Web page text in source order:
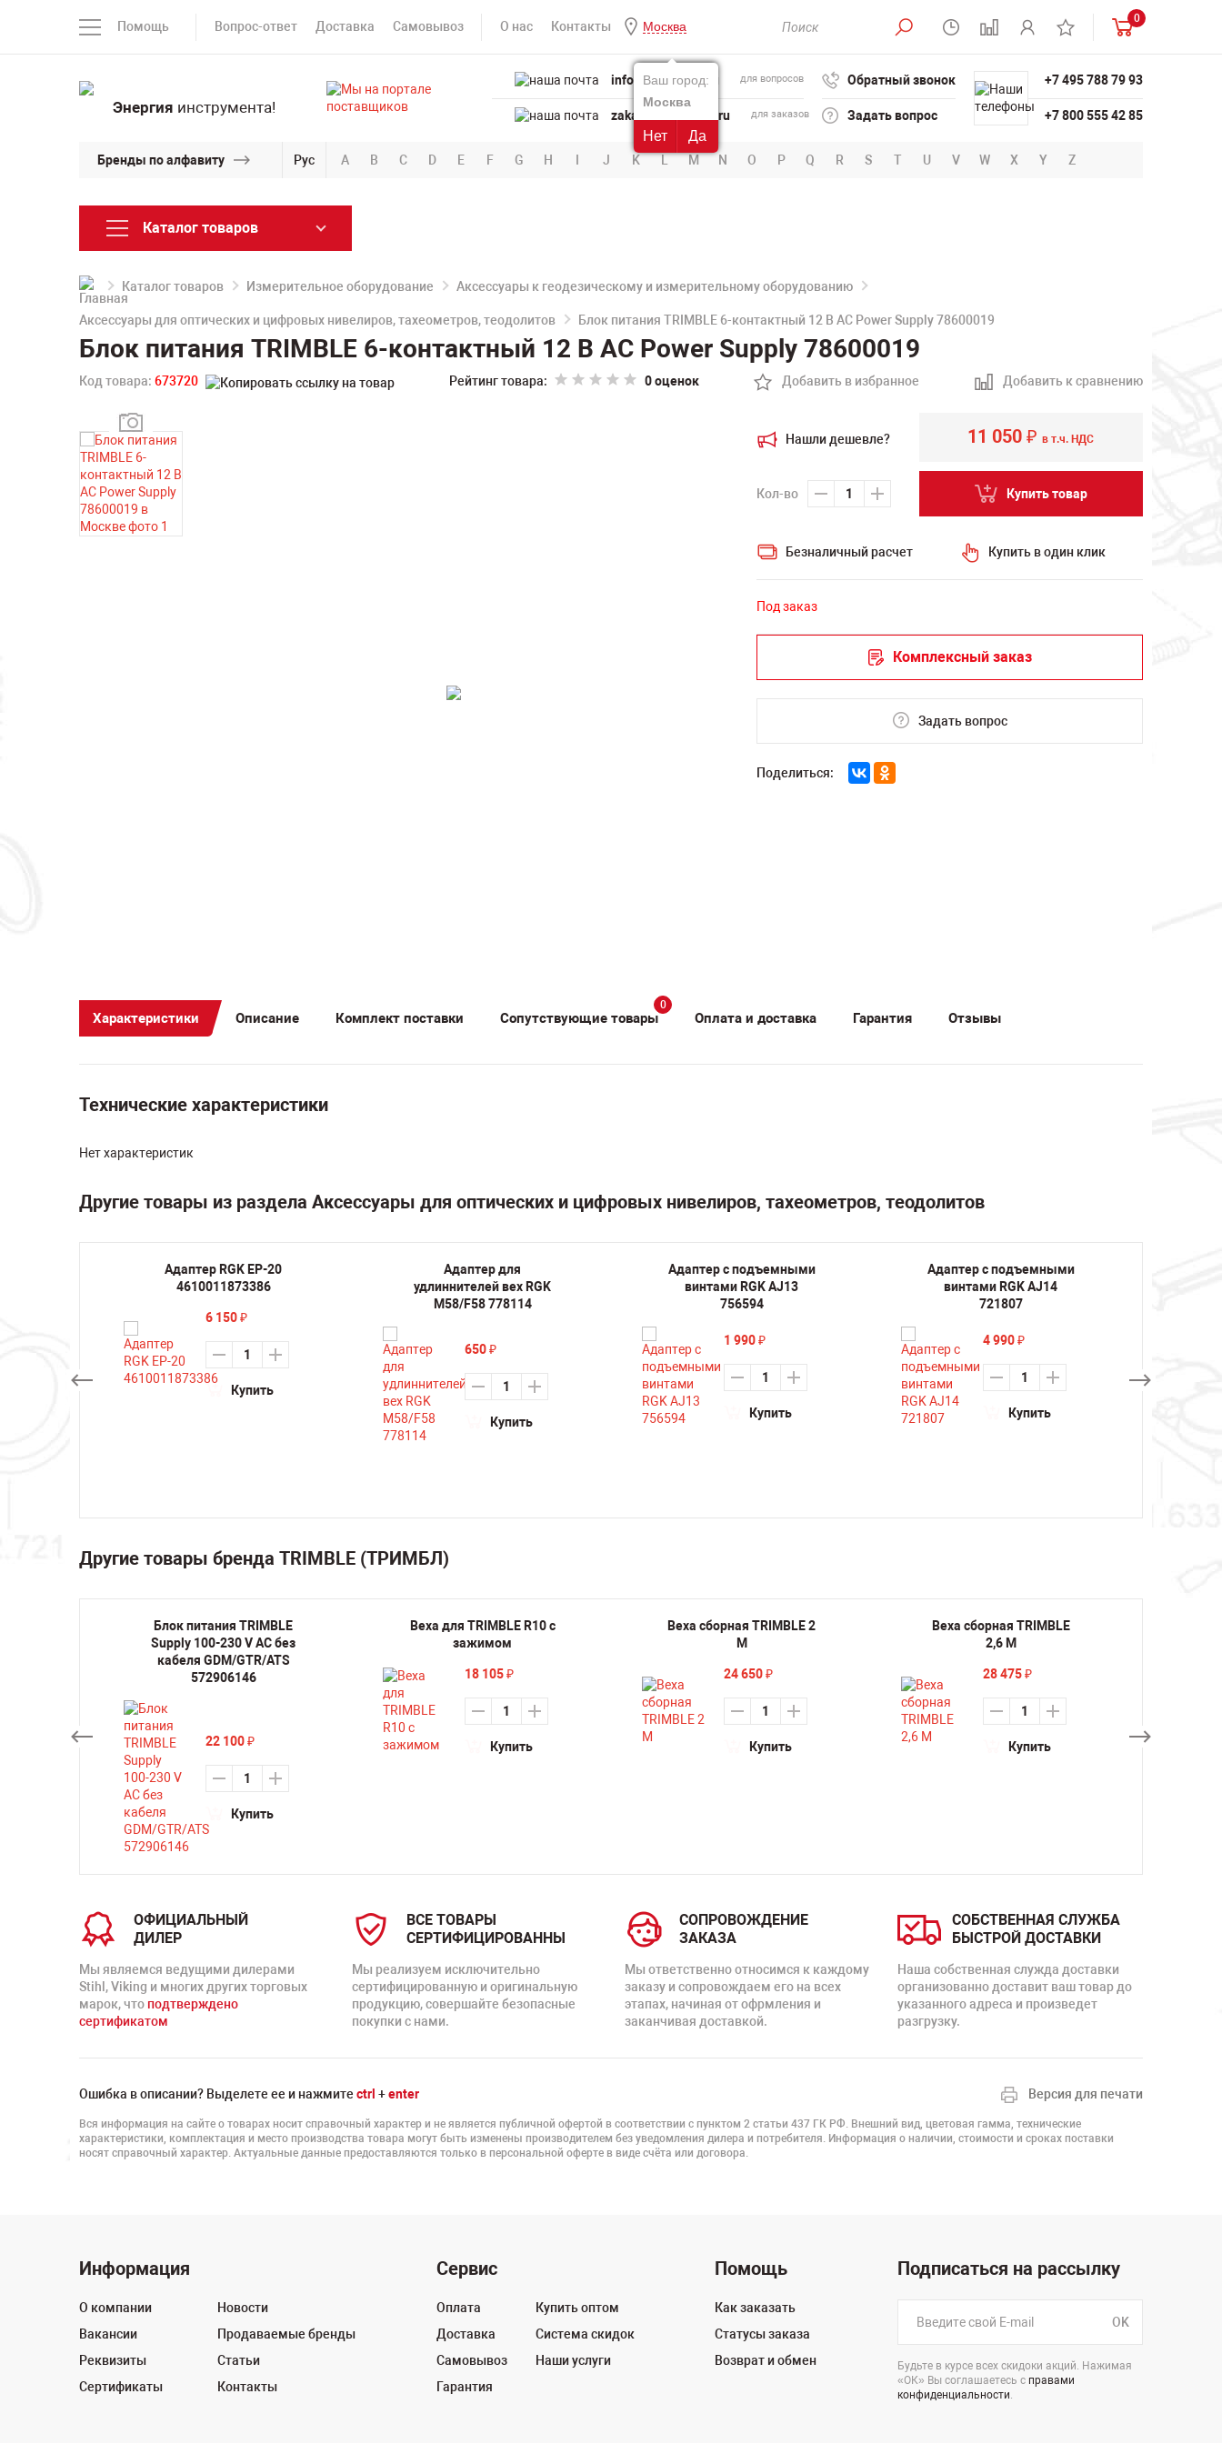
Помощь Вопрос-ответ Доставка Самовывоз О нас Контакты Москва
Ваш город:
Москва
Нет Да
0
Энергия инструмента!
info@powertool.ru для вопросов
zakaz@powertool.ru для заказов
Обратный звонок
Задать вопрос
+7 495 788 79 93
+7 800 555 42 85
Бренды по алфавиту Рус A B C D E F G H I J K L M N O P Q R S T U V W X Y Z
Каталог товаров
Каталог товаров Измерительное оборудование Аксессуары к геодезическому и измерительному оборудованию
Аксессуары для оптических и цифровых нивелиров, тахеометров, теодолитов Блок питания TRIMBLE 6-контактный 12 В AC Power Supply 78600019
Блок питания TRIMBLE 6-контактный 12 В AC Power Supply 78600019
Код товара: 673720 Рейтинг товара: 0 оценок Добавить в избранное Добавить к сравнению
Нашли дешевле?
Кол-во
11 050₽ в т.ч. НДС
Купить товар
Безналичный расчет Купить в один клик
Под заказ
Комплексный заказ
Задать вопрос
Поделиться:
Характеристики Описание Комплект поставки Сопутствующие товары
0
Оплата и доставка Гарантия Отзывы
Технические характеристики
Нет характеристик
Другие товары из раздела Аксессуары для оптических и цифровых нивелиров, тахеометров, теодолитов
Адаптер RGK EP-20
4610011873386
6 150 ₽
Купить
Адаптер для
удлиннителей вех RGK
M58/F58 778114
650 ₽
Купить
Адаптер с подъемными
винтами RGK AJ13
756594
1 990 ₽
Купить
Адаптер с подъемными
винтами RGK AJ14
721807
4 990 ₽
Купить
Другие товары бренда TRIMBLE (ТРИМБЛ)
Блок питания TRIMBLE
Supply 100-230 V AC без
кабеля GDM/GTR/ATS
572906146
22 100 ₽
Купить
Веха для TRIMBLE R10 с
зажимом
18 105 ₽
Купить
Веха сборная TRIMBLE 2
M
24 650 ₽
Купить
Веха сборная TRIMBLE
2,6 M
28 475 ₽
Купить
ОФИЦИАЛЬНЫЙ
ДИЛЕР
Мы являемся ведущими дилерами
Stihl, Viking и многих других торговых
марок, что подтверждено
сертификатом
ВСЕ ТОВАРЫ
СЕРТИФИЦИРОВАННЫ
Мы реализуем исключительно
сертифицированную и оригинальную
продукцию, совершайте безопасные
покупки с нами.
СОПРОВОЖДЕНИЕ
ЗАКАЗА
Мы ответственно относимся к каждому
заказу и сопровождаем его на всех
этапах, начиная от офрмления и
заканчивая доставкой.
СОБСТВЕННАЯ СЛУЖБА
БЫСТРОЙ ДОСТАВКИ
Наша собственная служда доставки
организованно доставит ваш товар до
указанного адреса и произведет
разгрузку.
Ошибка в описании? Выделете ее и нажмите ctrl +enter Версия для печати
Вся информация на сайте о товарах носит справочный характер и не является публичной офертой в соответствии с пунктом 2 статьи 437 ГК РФ. Внешний вид, цветовая гамма, технические
характеристики, комплектация и место производства товара могут быть изменены производителем без уведомления дилера и потребителя. Информация о наличии, стоимости и сроках поставки
носят справочный характер. Актуальные данные предоставляются только в персональной оферте в виде счёта или договора.
Информация
О компании
Вакансии
Реквизиты
Сертификаты
Новости
Продаваемые бренды
Статьи
Контакты
Сервис
Оплата
Доставка
Самовывоз
Гарантия
Купить оптом
Система скидок
Наши услуги
Помощь
Как заказать
Статусы заказа
Возврат и обмен
Подписаться на рассылку
OK
Будьте в курсе всех скидоки акций. Нажимая
«ОК» Вы соглашаетесь с правами
конфиденциальности.